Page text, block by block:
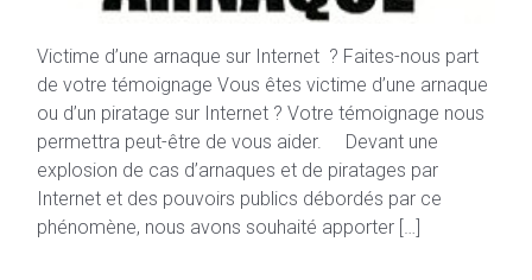
Victime d’une arnaque sur Internet ? Faites-nous part
de votre témoignage Vous êtes victime d’une arnaque
ou d’un piratage sur Internet ? Votre témoignage nous
permettra peut-être de vous aider. Devant une
explosion de cas d’arnaques et de piratages par
Internet et des pouvoirs publics débordés par ce
phénomène, nous avons souhaité apporter […]